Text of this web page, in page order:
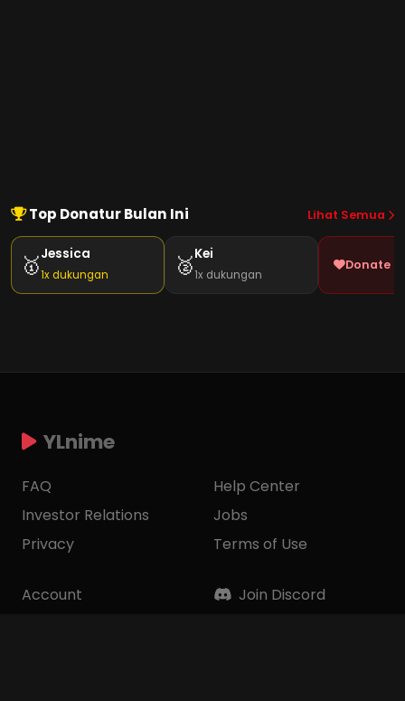
Top Donatur Bulan Ini Lihat Semua
🥇Jessica
1x dukungan 🥈Kei
1x dukungan
Donate
YLnime
FAQ
Investor Relations
Privacy
Help Center
Jobs
Terms of Use
Account
Join Discord